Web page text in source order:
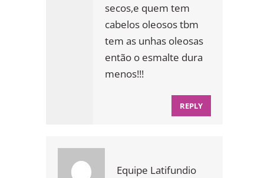
secos,e quem tem
cabelos oleosos tbm
tem as unhas oleosas
então o esmalte dura
menos!!!
REPLY
Equipe Latifundio